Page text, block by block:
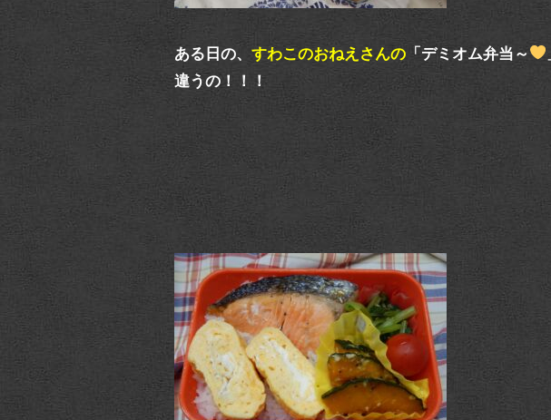
ある日の、 すわこのおねえさんの 「デミオム弁当～
違うの！！！